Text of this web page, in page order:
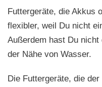
Futtergeräte, die Akkus
flexibler, weil Du nicht
Außerdem hast Du
der Nähe von Wasser.
Die Futtergeräte, die